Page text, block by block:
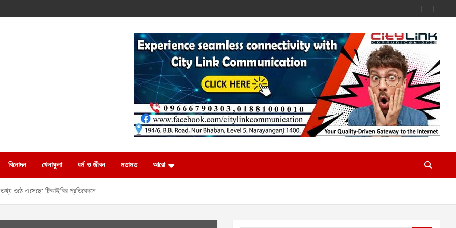
বিনোদন খেলাধুলা ধর্ম ও জীবন মতামত আরো
ওঠে এসেছে: টিআইবির প্রতিবেদনে